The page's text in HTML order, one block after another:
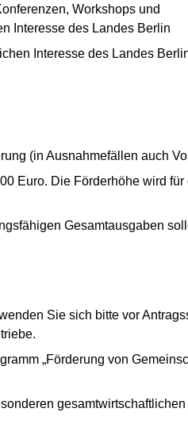
Workshops und
Interesse des Landes Berlin
Interesse des Landes
(in Ausnahmefällen auch
Euro. Die Förderhöhe wird
Gesamtausgaben
Sie sich bitte vor
„Förderung von